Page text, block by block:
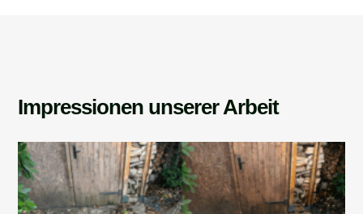
Impressionen unserer Arbeit